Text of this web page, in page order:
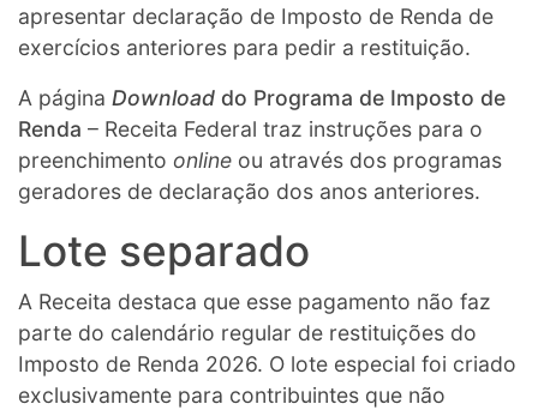
apresentar declaração de Imposto de Renda de
exercícios anteriores para pedir a restituição.
A página Download do Programa de Imposto de
Renda – Receita Federal traz instruções para o
preenchimento online ou através dos programas
geradores de declaração dos anos anteriores.
Lote separado
A Receita destaca que esse pagamento não faz
parte do calendário regular de restituições do
Imposto de Renda 2026. O lote especial foi criado
exclusivamente para contribuintes que não